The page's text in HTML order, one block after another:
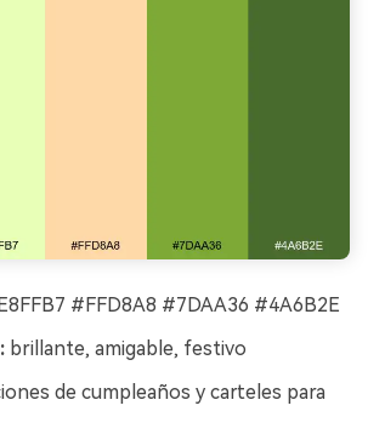
#FFD8A8 #7DAA36 #4A6B2E
brillante, amigable, festivo
de cumpleaños y carteles para